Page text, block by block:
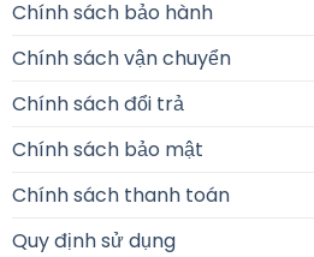
Chính sách bảo hành
Chính sách vận chuyển
Chính sách đổi trả
Chính sách bảo mật
Chính sách thanh toán
Quy định sử dụng